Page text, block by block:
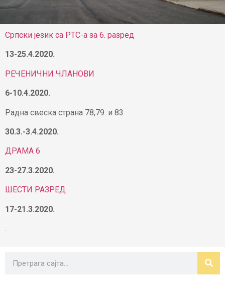
Српски језик са РТС-а за 6. разред
13-25.4.2020.
РЕЧЕНИЧНИ ЧЛАНОВИ
6-10.4.2020.
Радна свеска страна 78,79. и 83
30.3.-3.4.2020.
ДРАМА 6
23-27.3.2020.
ШЕСТИ РАЗРЕД
17-21.3.2020.
.